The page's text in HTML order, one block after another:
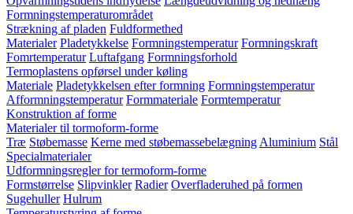
Formningstemperaturområdet
Strækning af pladen Fuldformethed
Materialer Pladetykkelse Formningstemperatur Formningskraft
Fomrtemperatur Luftafgang Formningsforhold
Termoplastens opførsel under køling
Materiale Pladetykkelsen efter formning Formningstemperatur
Afformningstemperatur Formmateriale Formtemperatur
Konstruktion af forme
Materialer til tormoform-forme
Træ Støbemasse Kerne med støbemassebelægning Aluminium Stål
Specialmaterialer
Udformningsregler for termoform-forme
Formstørrelse Slipvinkler Radier Overfladeruhed på formen
Sugehuller Hulrum